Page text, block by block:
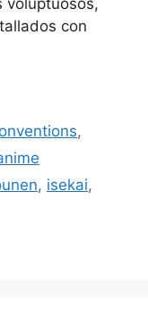
voluptuosos,
con
,
, isekai,